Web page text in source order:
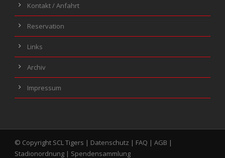
Kontakt / Anfahrt
Reservation
Links
Archiv
Impressum
© Copyright SCL Tigers | Datenschutz | FAQ | AGB |
Stadionordnung | Spendensammlung